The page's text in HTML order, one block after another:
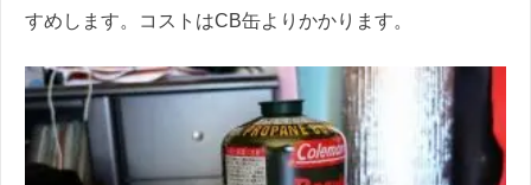
すめします。コストはCB缶よりかかります。